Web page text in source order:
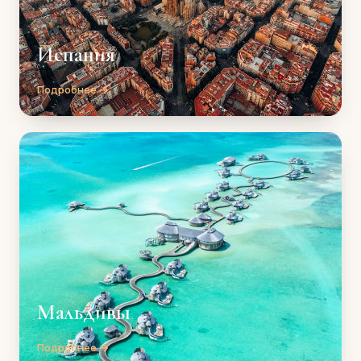
Испания
Подробнее →
Мальдивы
Подробнее →